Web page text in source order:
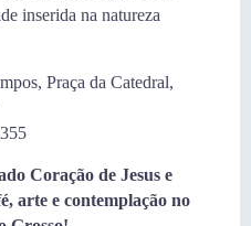
inserida na natureza
Praça da Catedral,
Coração de Jesus e
arte e contemplação no